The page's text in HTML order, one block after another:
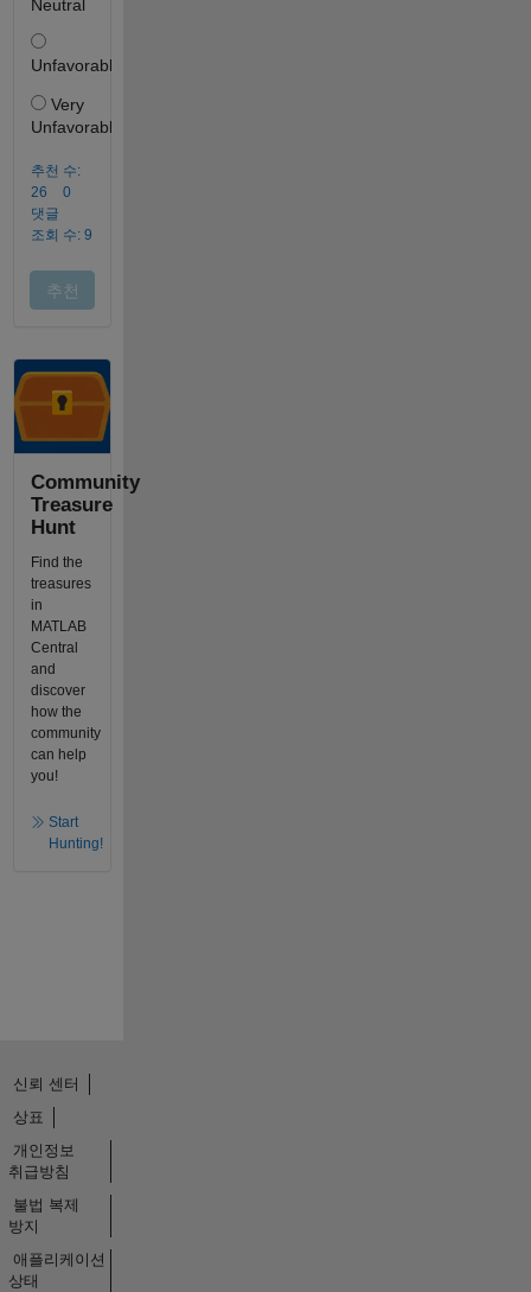
Community
Treasure
Hunt
Find the
treasures
in
MATLAB
Central
and
discover
how the
community
can help
you!
Start
Hunting!
신뢰 센터
상표
개인정보
취급방침
불법 복제
방지
애플리케이션
상태